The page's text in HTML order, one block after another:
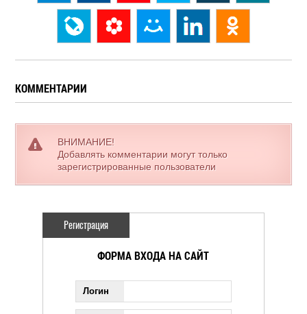
КОММЕНТАРИИ
ВНИМАНИЕ!
Добавлять комментарии могут только
зарегистрированные пользователи
Регистрация
ФОРМА ВХОДА НА САЙТ
Логин